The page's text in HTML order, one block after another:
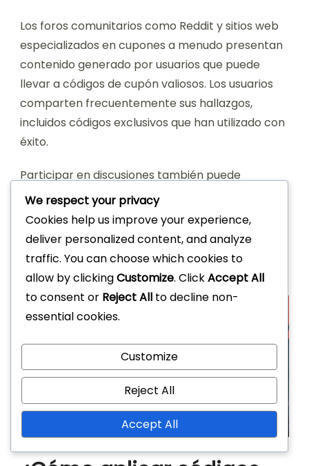
Los foros comunitarios como Reddit y sitios web
especializados en cupones a menudo presentan
contenido generado por usuarios que puede
llevar a códigos de cupón valiosos. Los usuarios
comparten frecuentemente sus hallazgos,
incluidos códigos exclusivos que han utilizado con
éxito.
Participar en discusiones también puede
proporcionar información sobre las mejores
prácticas para usar estos códigos de manera
efectiva. Interactuar con otros usuarios puede
ayudarte a aprender sobre posibles trampas y
maximizar tus ahorros durante los eventos.
We respect your privacy
Cookies help us improve your experience,
deliver personalized content, and analyze
traffic. You can choose which cookies to
allow by clickingCustomize. ClickAccept All
to consent or Reject All to decline non-
essential cookies.
Customize
Reject All
Accept All